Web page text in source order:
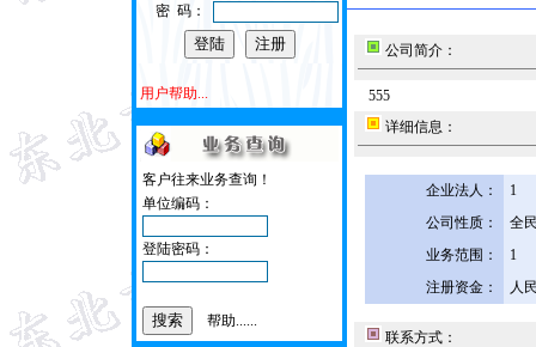
密 码：
用户帮助...
客户往来业务查询！
单位编码：
登陆密码：
帮助......
公司简介：
555
详细信息：
企业法人：
1
公司性质：
全
业务范围：
1
注册资金：
人
联系方式：